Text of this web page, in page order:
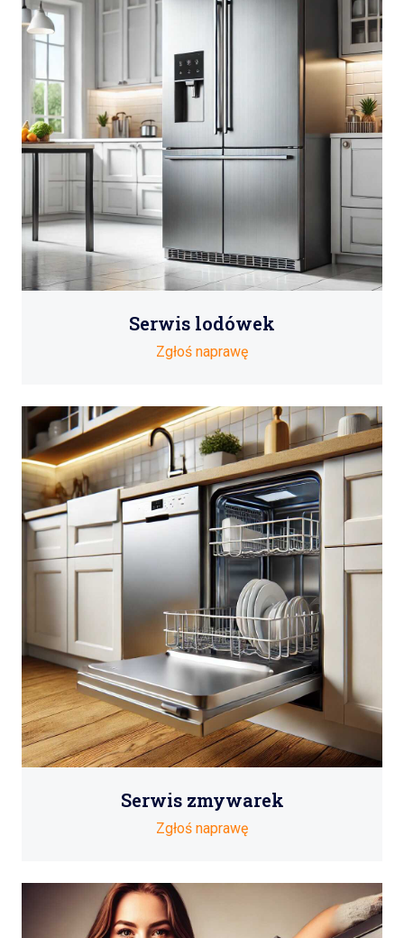
Serwis lodówek
Zgłoś naprawę
Serwis zmywarek
Zgłoś naprawę